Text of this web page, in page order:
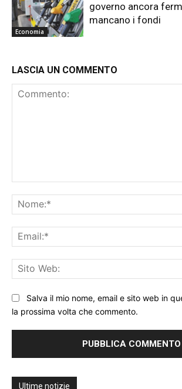
Economia
governo ancora
mancano i fondi
LASCIA UN COMMENTO
Salva il mio nome, email e sito web in
la prossima volta che commento.
Ultime notizie